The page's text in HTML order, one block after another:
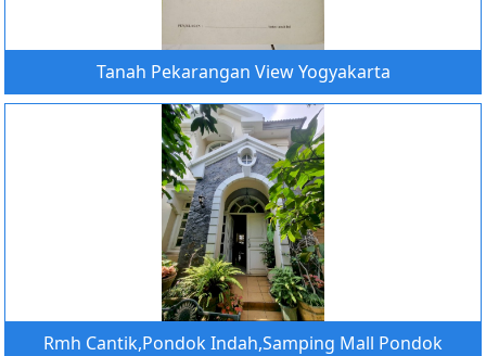
Tanah Pekarangan View Yogyakarta
Rmh Cantik,Pondok Indah,Samping Mall Pondok